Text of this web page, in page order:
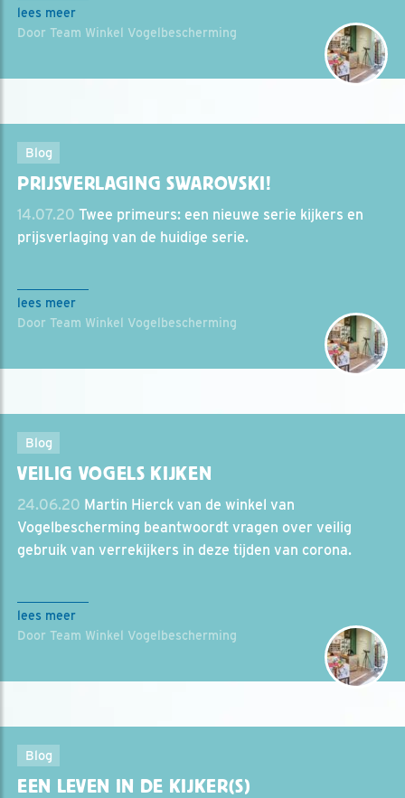
lees meer
Door Team Winkel Vogelbescherming
Blog
PRIJSVERLAGING SWAROVSKI!
14.07.20 Twee primeurs: een nieuwe serie kijkers en
prijsverlaging van de huidige serie.
lees meer
Door Team Winkel Vogelbescherming
Blog
VEILIG VOGELS KIJKEN
24.06.20 Martin Hierck van de winkel van
Vogelbescherming beantwoordt vragen over veilig
gebruik van verrekijkers in deze tijden van corona.
lees meer
Door Team Winkel Vogelbescherming
Blog
EEN LEVEN IN DE KIJKER(S)